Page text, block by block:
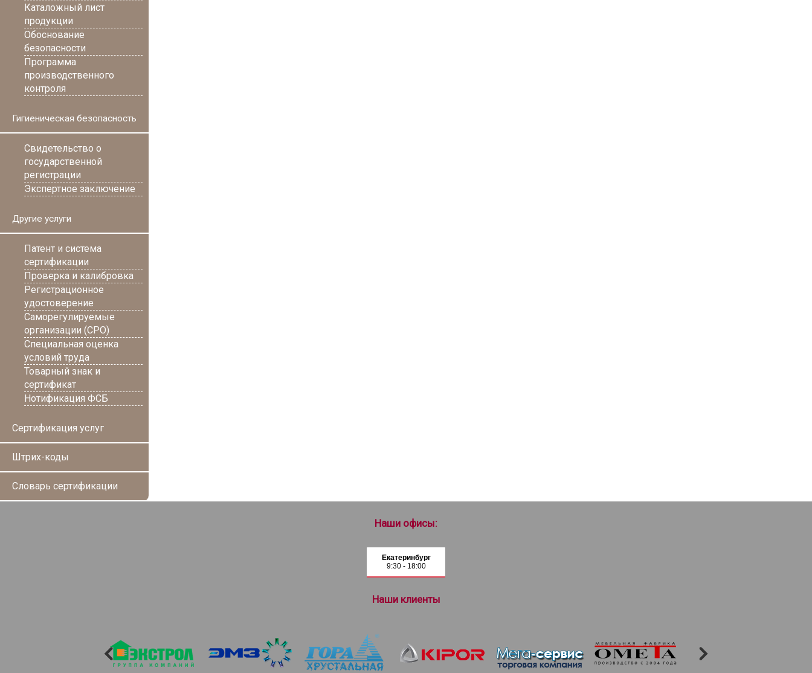
Каталожный лист
продукции
Обоснование
безопасности
Программа
производственного
контроля
Гигиеническая безопасность
Свидетельство о
государственной
регистрации
Экспертное заключение
Другие услуги
Патент и система
сертификации
Проверка и калибровка
Регистрационное
удостоверение
Саморегулируемые
организации (СРО)
Специальная оценка
условий труда
Товарный знак и
сертификат
Нотификация ФСБ
Сертификация услуг
Штрих-коды
Словарь сертификации
Наши офисы:
Екатеринбург
9:30 - 18:00
Наши клиенты